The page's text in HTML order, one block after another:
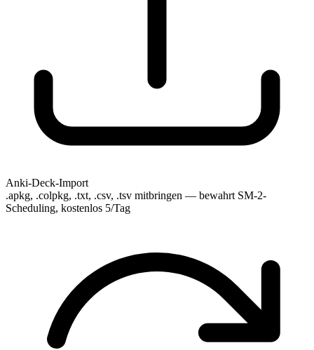
Anki-Deck-Import
.apkg, .colpkg, .txt, .csv, .tsv mitbringen — bewahrt SM-2-
Scheduling, kostenlos 5/Tag